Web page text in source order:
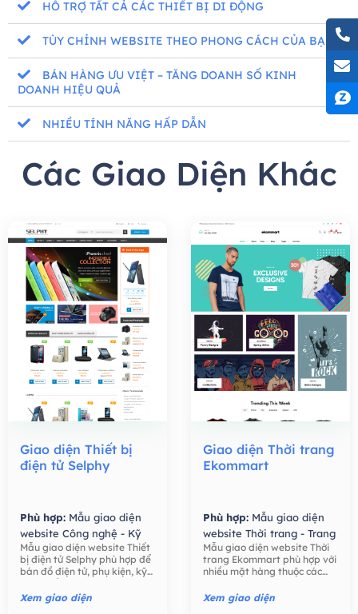
HỖ TRỢ TẤT CẢ CÁC THIẾT BỊ DI ĐỘNG
TÙY CHỈNH WEBSITE THEO PHONG CÁCH CỦA BẠN
BÁN HÀNG ƯU VIỆT – TĂNG DOANH SỐ KINH
DOANH HIỆU QUẢ
NHIỀU TÍNH NĂNG HẤP DẪN
Các Giao Diện Khác
Giao diện Thiết bị
điện tử Selphy
Phù hợp: Mẫu giao diện
website Công nghệ - Kỹ
thuật số,Mẫu giao diện
website Bán hàng -
Thương mại điện tử,
Mẫu giao diện website Thiết
bị điện tử Selphy phù hợp để
bán đồ điện tử, phụ kiện, kỹ
tính, máy ảnh, các phụ kiện
điện tử,….
Xem giao diện
Giao diện Thời trang
Ekommart
Phù hợp: Mẫu giao diện
website Thời trang - Trang
Sức,Mẫu giao diện
website Bán hàng -
Thương mại điện tử,
Mẫu giao diện website Thời
trang Ekommart phù hợp với
nhiều mặt hàng thuộc các
thực phẩm, công nghệ, đồ
chơi trẻ em, đồng hồ, …
Xem giao diện